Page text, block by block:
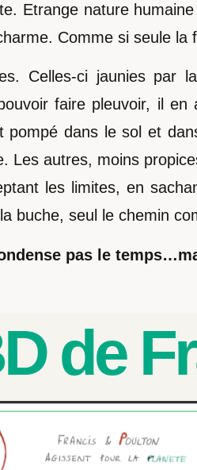
Etrange nature
Comme si seule
Celles-ci jaunies par
faire pleuvoir, il
dans le sol et
Les autres, moins
les limites, en
buche, seul le chemin
pas le
de